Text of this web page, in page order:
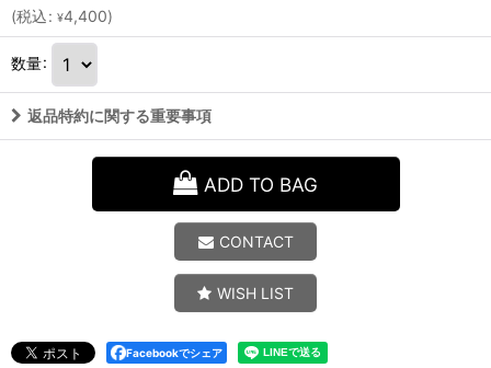
(税込: ¥4,400)
数量:
返品特約に関する重要事項
ADD TO BAG
CONTACT
WISH LIST
Facebookでシェア